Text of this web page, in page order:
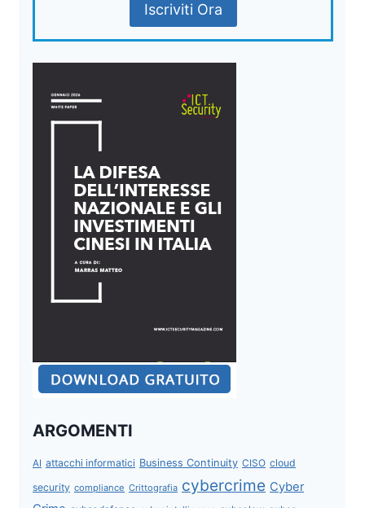
Iscriviti Ora
ARGOMENTI
AI attacchi informatici Business Continuity CISO cloud
security compliance Crittografia cybercrime Cyber